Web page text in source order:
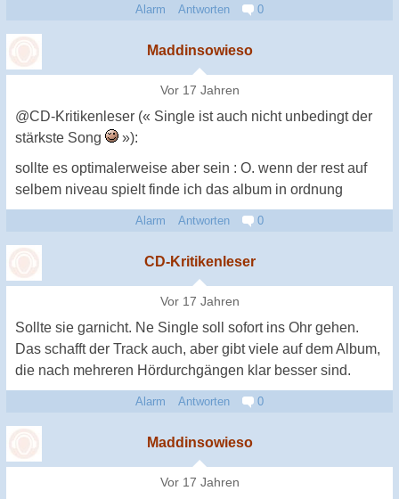
Alarm Antworten 0
Maddinsowieso
Vor 17 Jahren
@CD-Kritikenleser (« Single ist auch nicht unbedingt der
stärkste Song
»):
sollte es optimalerweise aber sein : O. wenn der rest auf
selbem niveau spielt finde ich das album in ordnung
Alarm Antworten 0
CD-Kritikenleser
Vor 17 Jahren
Sollte sie garnicht. Ne Single soll sofort ins Ohr gehen.
Das schafft der Track auch, aber gibt viele auf dem Album,
die nach mehreren Hördurchgängen klar besser sind.
Alarm Antworten 0
Maddinsowieso
Vor 17 Jahren